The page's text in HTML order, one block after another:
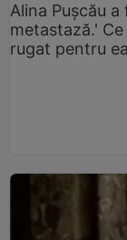
Alina Pușcău
metastază.'
rugat pentru ea